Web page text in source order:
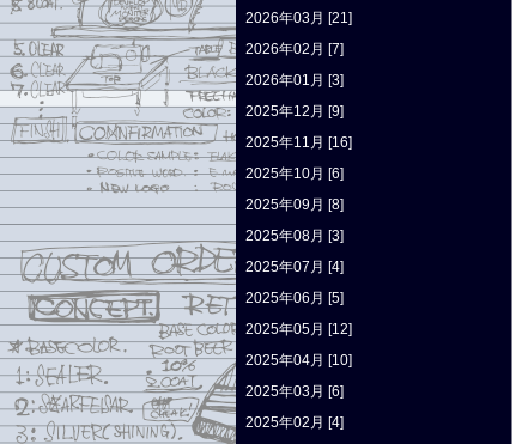
2026年03月 [21]
2026年02月 [7]
2026年01月 [3]
2025年12月 [9]
2025年11月 [16]
2025年10月 [6]
2025年09月 [8]
2025年08月 [3]
2025年07月 [4]
2025年06月 [5]
2025年05月 [12]
2025年04月 [10]
2025年03月 [6]
2025年02月 [4]